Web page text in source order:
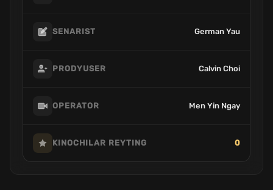
SENARIST German Yau
PRODYUSER Calvin Choi
OPERATOR Men Yin Ngay
KINOCHILAR REYTING 0